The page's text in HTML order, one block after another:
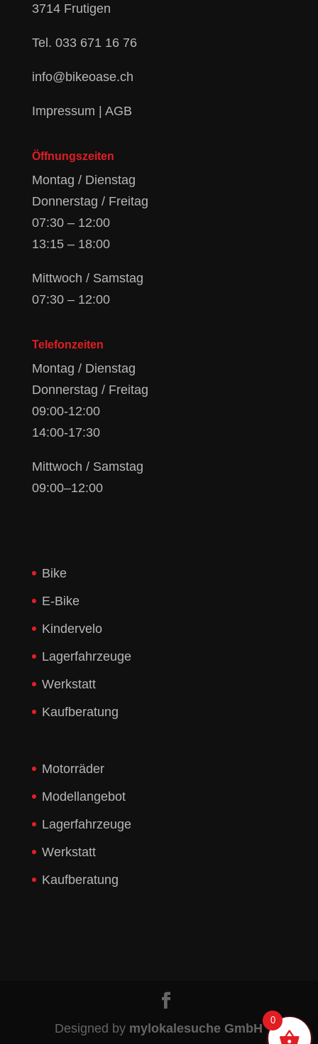
3714 Frutigen
Tel. 033 671 16 76
info@bikeoase.ch
Impressum | AGB
Öffnungszeiten
Montag / Dienstag
Donnerstag / Freitag
07:30 – 12:00
13:15 – 18:00
Mittwoch / Samstag
07:30 – 12:00
Telefonzeiten
Montag / Dienstag
Donnerstag / Freitag
09:00-12:00
14:00-17:30
Mittwoch / Samstag
09:00–12:00
Bike
E-Bike
Kindervelo
Lagerfahrzeuge
Werkstatt
Kaufberatung
Motorräder
Modellangebot
Lagerfahrzeuge
Werkstatt
Kaufberatung
Designed by mylokalesuche GmbH
0